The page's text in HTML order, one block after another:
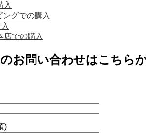
入
グでの購入
店での購入
お問い合わせはこちら
)